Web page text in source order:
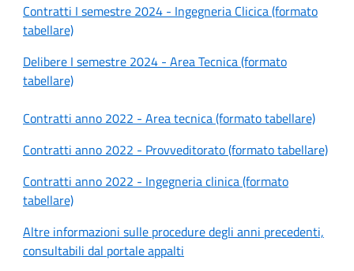
Contratti I semestre 2024 - Ingegneria Clicica (formato
tabellare)
Delibere I semestre 2024 - Area Tecnica (formato
tabellare)
Contratti anno 2022 - Area tecnica (formato tabellare)
Contratti anno 2022 - Provveditorato (formato tabellare)
Contratti anno 2022 - Ingegneria clinica (formato
tabellare)
Altre informazioni sulle procedure degli anni precedenti,
consultabili dal portale appalti